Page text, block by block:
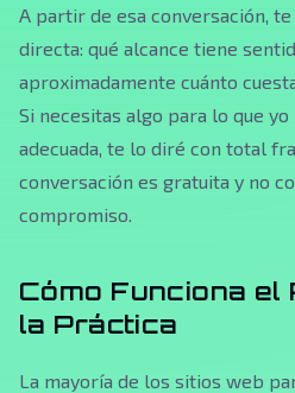
A partir de esa conversación, te
directa: qué alcance tiene
aproximadamente cuánto
Si necesitas algo para lo que
adecuada, te lo diré con total
conversación es gratuita y no
compromiso.
Cómo Funciona el
la Práctica
La mayoría de los sitios web